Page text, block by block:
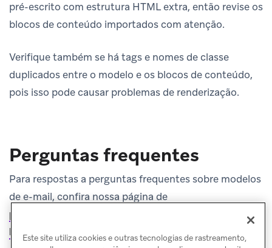
pré-escrito com estrutura HTML extra, então revise os
blocos de conteúdo importados com atenção.
Verifique também se há tags e nomes de classe
duplicados entre o modelo e os blocos de conteúdo,
pois isso pode causar problemas de renderização.
Perguntas frequentes
Para respostas a perguntas frequentes sobre modelos
de e-mail, confira nossa página de
perguntas frequentes sobre modelos de e-mail e
links .
Este site utiliza cookies e outras tecnologias de rastreamento,